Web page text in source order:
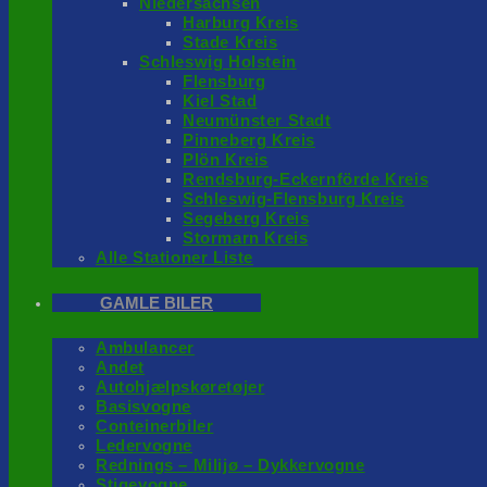
Harburg Kreis
Stade Kreis
Schleswig Holstein
Flensburg
Kiel Stad
Neumünster Stadt
Pinneberg Kreis
Plön Kreis
Rendsburg-Eckernförde Kreis
Schleswig-Flensburg Kreis
Segeberg Kreis
Stormarn Kreis
Alle Stationer Liste
GAMLE BILER
Ambulancer
Andet
Autohjælpskøretøjer
Basisvogne
Conteinerbiler
Ledervogne
Rednings – Milijø – Dykkervogne